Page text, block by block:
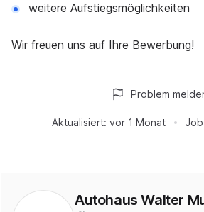
weitere Aufstiegsmöglichkeiten
Wir freuen uns auf Ihre Bewerbung!
Aktualisiert: vor 1 Monat Job
Problem
Autohaus Walter